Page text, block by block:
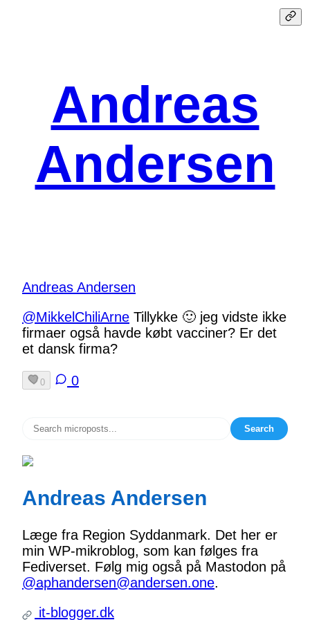
Andreas
Andersen
Andreas Andersen
@MikkelChiliArne Tillykke 🙂 jeg vidste ikke
firmaer også havde købt vacciner? Er det
et dansk firma?
0 0
Search
Andreas Andersen
Læge fra Region Syddanmark. Det her er
min WP-mikroblog, som kan følges fra
Fediverset. Følg mig også på Mastodon på
@aphandersen@andersen.one.
it-blogger.dk